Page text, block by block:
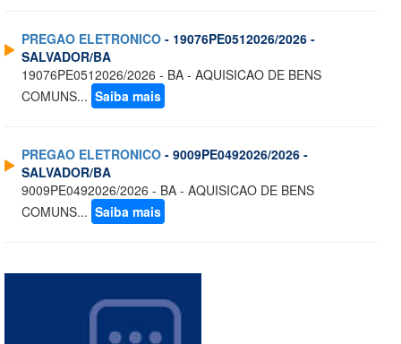
PREGAO ELETRONICO - 19076PE0512026/2026 -
SALVADOR/BA
19076PE0512026/2026 - BA - AQUISICAO DE BENS
COMUNS... Saiba mais
PREGAO ELETRONICO - 9009PE0492026/2026 -
SALVADOR/BA
9009PE0492026/2026 - BA - AQUISICAO DE BENS
COMUNS... Saiba mais